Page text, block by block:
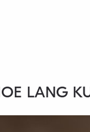
LANG